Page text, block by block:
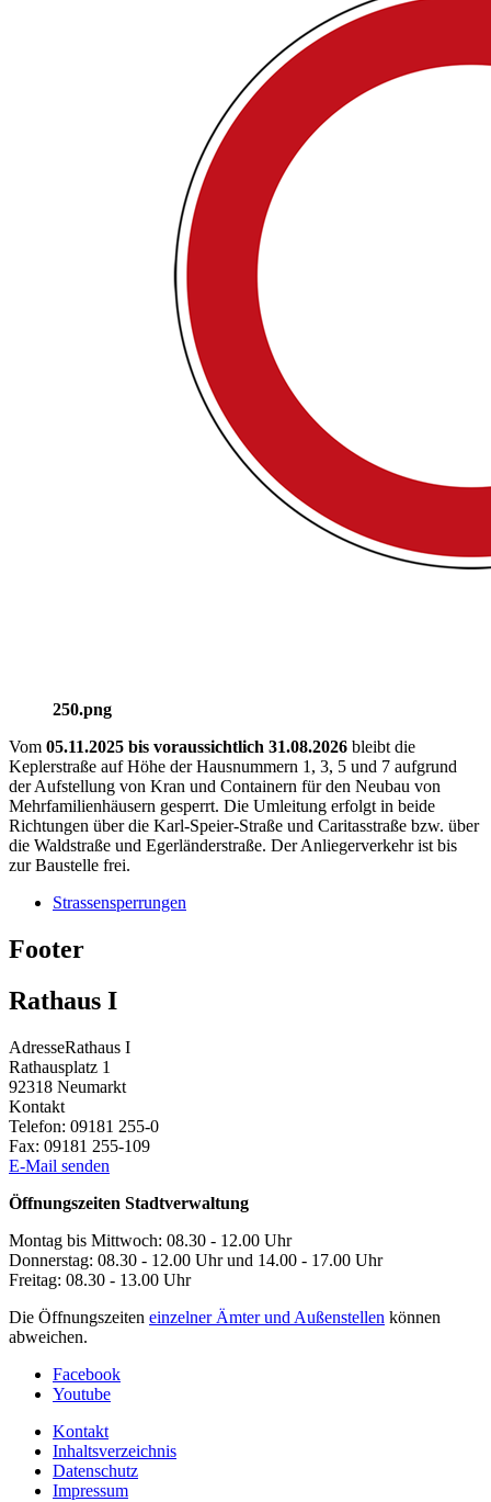
250.png
Vom 05.11.2025 bis voraussichtlich 31.08.2026 bleibt die
Keplerstraße auf Höhe der Hausnummern 1, 3, 5 und 7 aufgrund
der Aufstellung von Kran und Containern für den Neubau von
Mehrfamilienhäusern gesperrt. Die Umleitung erfolgt in beide
Richtungen über die Karl-Speier-Straße und Caritasstraße bzw. über
die Waldstraße und Egerländerstraße. Der Anliegerverkehr ist bis
zur Baustelle frei.
Strassensperrungen
Footer
Rathaus I
AdresseRathaus I
Rathausplatz 1
92318 Neumarkt
Kontakt
Telefon: 09181 255-0
Fax: 09181 255-109
E-Mail senden
Öffnungszeiten Stadtverwaltung
Montag bis Mittwoch: 08.30 - 12.00 Uhr
Donnerstag: 08.30 - 12.00 Uhr und 14.00 - 17.00 Uhr
Freitag: 08.30 - 13.00 Uhr
Die Öffnungszeiten einzelner Ämter und Außenstellen können
abweichen.
Facebook
Youtube
Kontakt
Inhaltsverzeichnis
Datenschutz
Impressum